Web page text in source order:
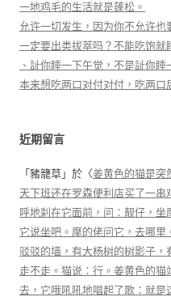
一地鸡毛的生活就是蓬松。
允许一切发生，因为你不允许也
一定要出类拔萃吗？不能吃饱就
、訨你睡一下午觉，不是訨你睡
本来想吃两口对付对付，吃两口
近期留言
「 豬籠草 」於〈姜黄色的猫是突
天下班还在罗森便利店买了一
呼地刹在它面前，问：靓仔，坐
它说坐吧。摩的佬问它，去哪
驳驳的墙，有大杨树的树影子
走不走。猫说：行。姜黄色的
去，它哦吼吼地唱起了歌：就